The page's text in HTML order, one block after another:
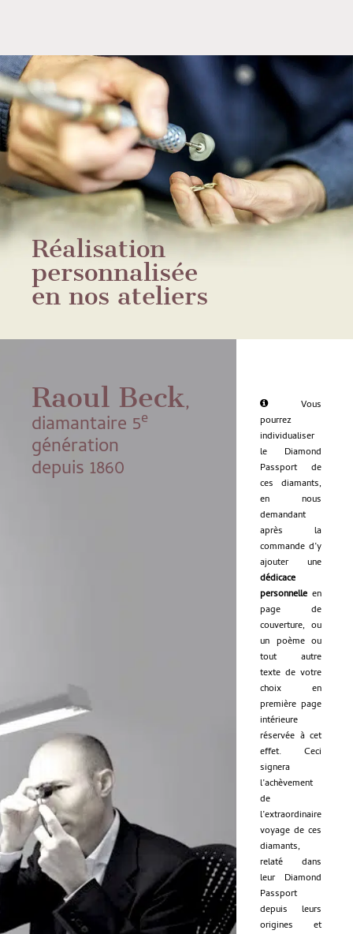
Réalisation
personnalisée
en nos ateliers
Raoul Beck,
diamantaire 5e
génération
depuis 1860
Vous
pourrez
individualiser
le Diamond
Passport de
ces diamants,
en nous
demandant
après la
commande d’y
ajouter une
dédicace
personnelle en
page de
couverture, ou
un poème ou
tout autre
texte de votre
choix en
première page
intérieure
réservée à cet
effet. Ceci
signera
l’achèvement
de
l’extraordinaire
voyage de ces
diamants,
relaté dans
leur Diamond
Passport
depuis leurs
origines et